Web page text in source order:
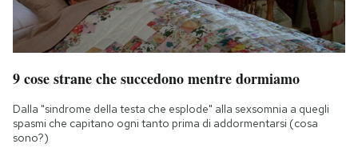
9 cose strane che succedono mentre dormiamo
Dalla "sindrome della testa che esplode" alla sexsomnia a quegli
spasmi che capitano ogni tanto prima di addormentarsi (cosa
sono?)